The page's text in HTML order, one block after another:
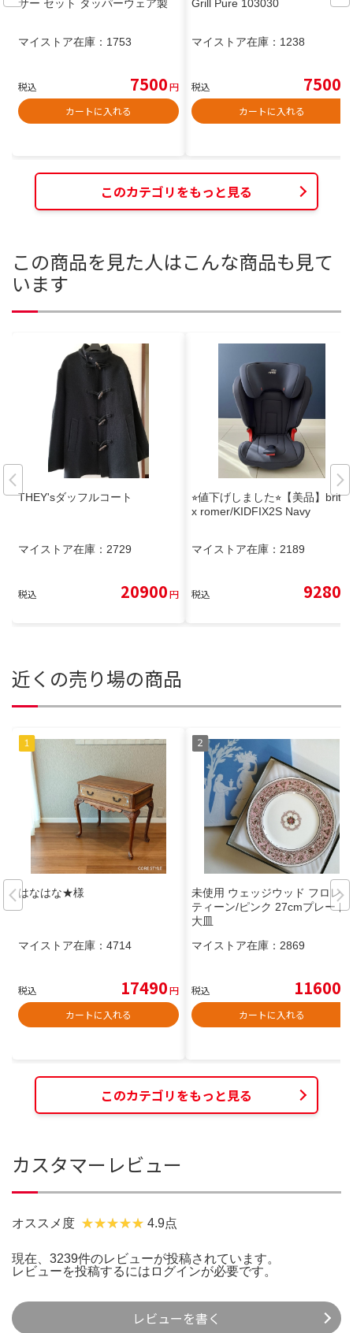
サー セット タッパーウェア製
マイストア在庫： 1753
税込 7500円
カートに入れる
Grill Pure 103030
マイストア在庫： 1238
税込 7500
カートに入れる
このカテゴリをもっと見る
この商品を見た人はこんな商品も見て
います
THEY'sダッフルコート
マイストア在庫： 2729
税込 20900円
⭐︎値下げしました⭐︎【美品】brita
x romer/KIDFIX2S Navy
マイストア在庫： 2189
税込 9280
近くの売り場の商品
はなはな★様
マイストア在庫： 4714
税込 17490円
カートに入れる
未使用 ウェッジウッド フロレン
ティーン/ピンク 27cmプレート
大皿
マイストア在庫： 2869
税込 11600
カートに入れる
このカテゴリをもっと見る
カスタマーレビュー
オススメ度 4.9点
現在、3239件のレビューが投稿されています。
レビューを投稿するには ログインが必要です。
レビューを書く